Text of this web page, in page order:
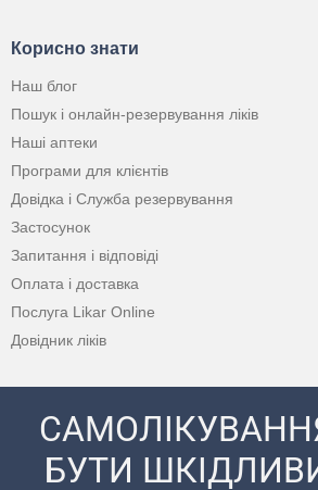
Корисно знати
Наш блог
Пошук і онлайн-резервування ліків
Наші аптеки
Програми для клієнтів
Довідка і Служба резервування
Застосунок
Запитання і відповіді
Оплата і доставка
Послуга Likar Online
Довідник ліків
БУТИ